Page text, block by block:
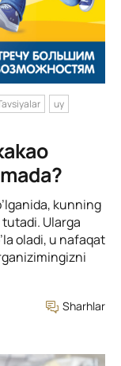
uy
kunning
Ularga
oladi, u nafaqat
Sharhlar